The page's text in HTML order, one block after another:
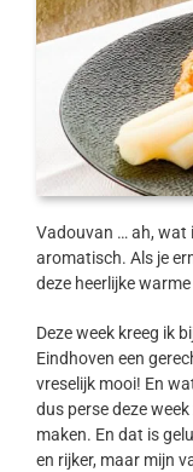
Vadouvan … ah, wat
aromatisch. Als je
deze heerlijke
Deze week kreeg ik
Eindhoven een
vreselijk mooi! En
dus perse deze
maken. En dat is
en rijker, maar mijn